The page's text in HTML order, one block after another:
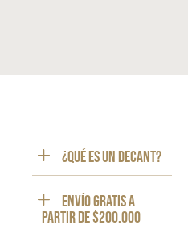
¿Qué es un decant?
ENVÍO GRATIS a
partir de $200.000